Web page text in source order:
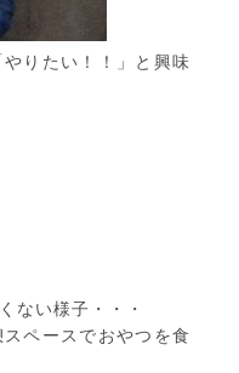
りたい！！」と興味
ない様子・・・
ペースでおやつを食